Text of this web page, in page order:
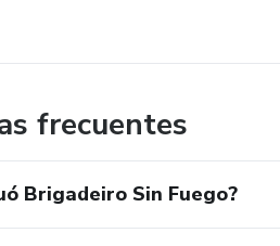
frecuentes
Brigadeiro Sin Fuego?